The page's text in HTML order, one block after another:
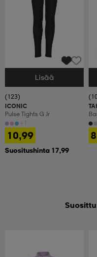
Valitse Koko
Lisää
(123)
ICONIC
Pulse Tights G Jr
10,99
Suositushinta 17,99